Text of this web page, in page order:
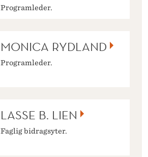
Programleder.
MONICA RYDLAND
Programleder.
LASSE B. LIEN
Faglig bidragsyter.